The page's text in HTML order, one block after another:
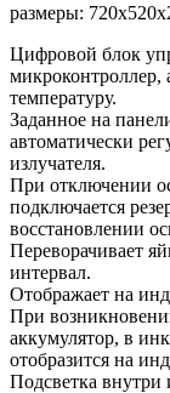
размеры:
Цифровой блок
микроконтроллер,
температуру.
Заданное на
автоматически
излучателя.
При отключении
подключается
восстановлении
Переворачивает
интервал.
Отображает на
При
аккумулятор, в
отобразится на
Подсветка внутри